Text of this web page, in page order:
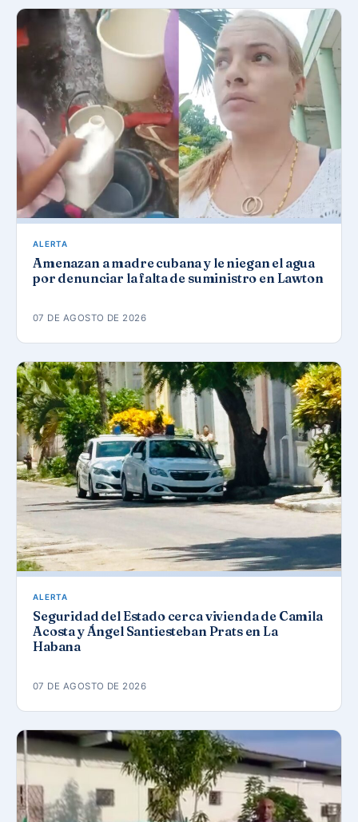
ALERTA
Amenazan a madre cubana y le niegan el agua
por denunciar la falta de suministro en Lawton
07 DE AGOSTO DE 2026
ALERTA
Seguridad del Estado cerca vivienda de Camila
Acosta y Ángel Santiesteban Prats en La
Habana
07 DE AGOSTO DE 2026